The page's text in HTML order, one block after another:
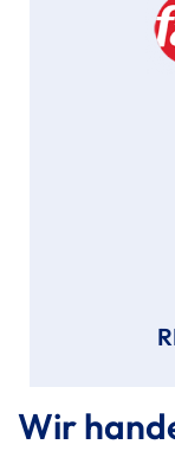
Wir